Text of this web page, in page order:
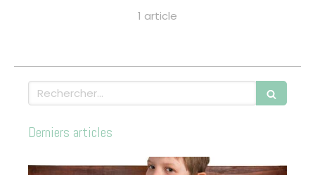
1 article
Rechercher
Derniers articles